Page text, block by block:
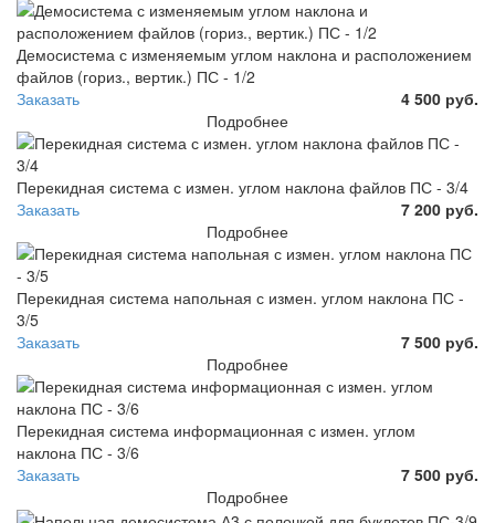
Демосистема с изменяемым углом наклона и расположением
файлов (гориз., вертик.) ПС - 1/2
Заказать
4 500 руб.
Подробнее
Перекидная система с измен. углом наклона файлов ПС - 3/4
Заказать
7 200 руб.
Подробнее
Перекидная система напольная с измен. углом наклона ПС -
3/5
Заказать
7 500 руб.
Подробнее
Перекидная система информационная с измен. углом
наклона ПС - 3/6
Заказать
7 500 руб.
Подробнее